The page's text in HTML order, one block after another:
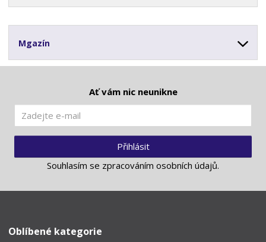
Mgazín
Ať vám nic neunikne
Přihlásit
Souhlasím se zpracováním osobních údajů.
Oblíbené kategorie